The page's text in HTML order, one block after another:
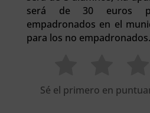
será de 30 euros
empadronados en el
para los no empadronados.
Sé el primero en